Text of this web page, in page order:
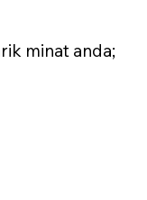
minat anda;